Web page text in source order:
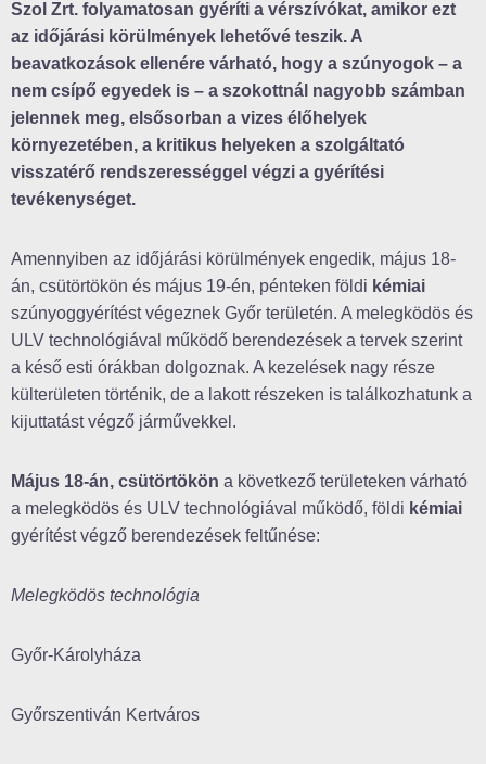
Szol Zrt. folyamatosan gyéríti a vérszívókat, amikor ezt
az időjárási körülmények lehetővé teszik. A
beavatkozások ellenére várható, hogy a szúnyogok – a
nem csípő egyedek is – a szokottnál nagyobb számban
jelennek meg, elsősorban a vizes élőhelyek
környezetében, a kritikus helyeken a szolgáltató
visszatérő rendszerességgel végzi a gyérítési
tevékenységet.
Amennyiben az időjárási körülmények engedik, május 18-
án, csütörtökön és május 19-én, pénteken földi kémiai
szúnyoggyérítést végeznek Győr területén. A melegködös és
ULV technológiával működő berendezések a tervek szerint
a késő esti órákban dolgoznak. A kezelések nagy része
külterületen történik, de a lakott részeken is találkozhatunk a
kijuttatást végző járművekkel.
Május 18-án, csütörtökön a következő területeken várható
a melegködös és ULV technológiával működő, földi kémiai
gyérítést végző berendezések feltűnése:
Melegködös technológia
Győr-Károlyháza
Győrszentiván Kertváros